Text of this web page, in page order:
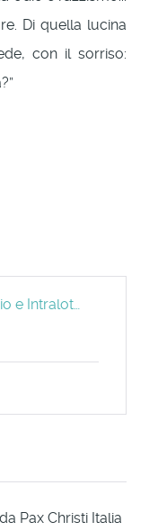
Di quella lucina
con il sorriso:
e Intralot…
Pax Christi Italia